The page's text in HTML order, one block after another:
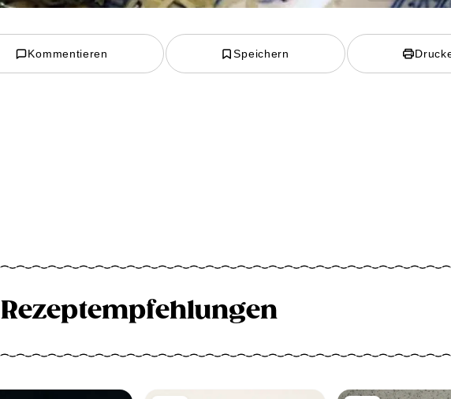
Kommentieren Speichern
Rezeptempfehlungen